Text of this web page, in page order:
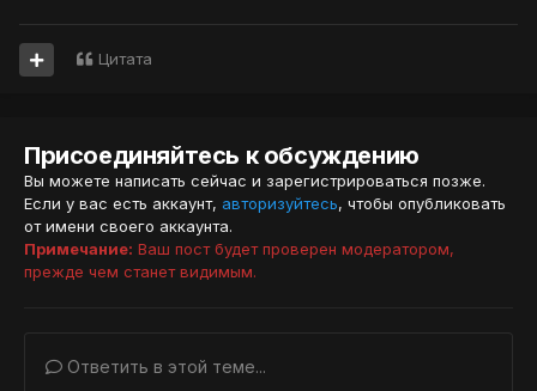
Цитата
Присоединяйтесь к обсуждению
Вы можете написать сейчас и зарегистрироваться позже.
Если у вас есть аккаунт, авторизуйтесь, чтобы опубликовать
от имени своего аккаунта.
Примечание: Ваш пост будет проверен модератором,
прежде чем станет видимым.
Ответить в этой теме...